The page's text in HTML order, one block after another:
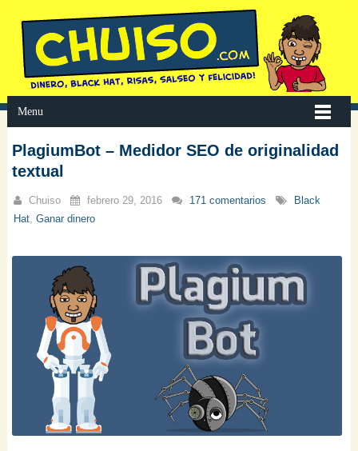
Menu
PlagiumBot – Medidor SEO de originalidad
textual
Chuiso febrero 29, 2016 171 comentarios
Black
Hat,Ganar dinero